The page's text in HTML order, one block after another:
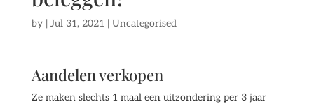
by | Jul 31, 2021 | Uncategorised
Aandelen verkopen
Ze maken slechts 1 maal een uitzondering per 3 jaar